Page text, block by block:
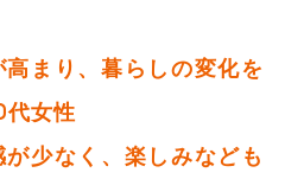
まり、暮らしの変化を
代女性
少なく、楽しみなども